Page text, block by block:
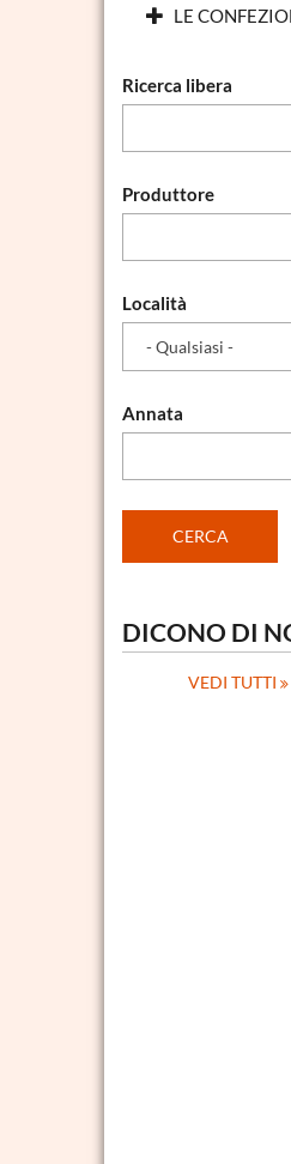
LE
Ricerca libera
Produttore
Località
Annata
DICONO DI
VEDI TUTTI